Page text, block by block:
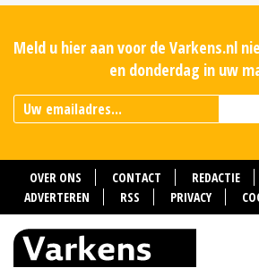
Meld u hier aan voor de Varkens.nl
en donderdag in uw
OVER ONS CONTACT REDACTIE
ADVERTEREN
RSS PRIVACY